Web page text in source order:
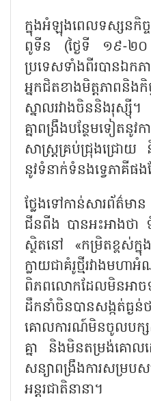
ក្នុងអំឡុងពេលទស្សនកិច្
ពូទីន (ថ្ងៃទី ១៩-២០
ប្រទេសទាំងពីរបានឯកភ
អ្នកជិតខាងមិត្តភាពនិងកិ
ស្នាលរវាងចិននិងរុស្ស៊ី
គ្នាពង្រឹងបន្ថែមទៀតនូ
សាស្ត្រគ្រប់ជ្រុងជ្រោយ
នូវទំនាក់ទំនងទ្វេភាគីផង
ថ្លែងទៅកាន់សារព័ត៌
ជីនពីង បានអះអាងថា
ស្ថិតនៅ «កម្រិតខ្ពស់ក្
ក្លាយជាគំរូថ្មីរវាងមហា
ពិភពលោកដែលមិនអា
ដឹកនាំចិនបានសង្កត់ធ្ងន់
គោលការណ៍មិនចូលបក្ស
គ្នា និងមិនតម្រង់គោ
សន្យាពង្រឹងការសម្រប
អន្តរជាតិនានា។